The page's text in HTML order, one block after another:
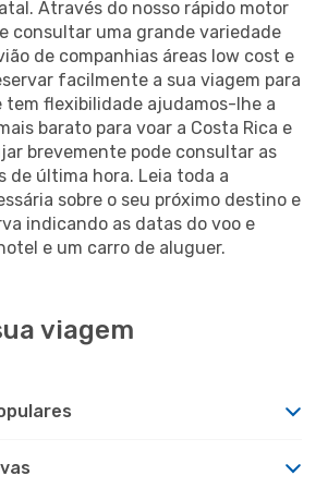
Através do nosso rápido motor
consultar uma grande variedade
de companhias áreas low cost e
facilmente a sua viagem para
tem flexibilidade ajudamos-lhe a
barato para voar a Costa Rica e
brevemente pode consultar as
de última hora. Leia toda a
sobre o seu próximo destino e
indicando as datas do voo e
e um carro de aluguer.
viagem